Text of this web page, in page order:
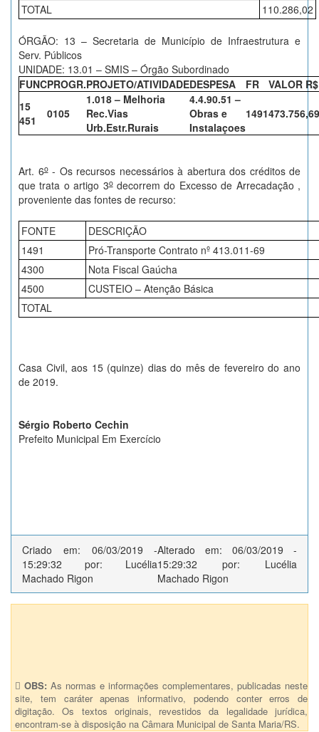
TOTAL
110.286,02
ÓRGÃO: 13 – Secretaria de Município de Infraestrutura e
Serv. Públicos
UNIDADE: 13.01 – SMIS – Órgão Subordinado
FUNCPROGR.PROJETO/ATIVIDADEDESPESA FR
VALOR R$
15
451
0105
1.018 – Melhoria
Rec.Vias
Urb.Estr.Rurais
4.4.90.51 –
Obras e
Instalaçoes
1491473.756,69
Art. 6o- Os recursos necessários à abertura dos créditos de
que trata o artigo 3odecorrem do Excesso de Arrecadação ,
proveniente das fontes de recurso:
FONTE
DESCRIÇÃO
1491
Pró-Transporte Contrato nº 413.011-69
4300
Nota Fiscal Gaúcha
4500
CUSTEIO – Atenção Básica
TOTAL
Casa Civil, aos 15 (quinze) dias do mês de fevereiro do ano
de 2019.
Sérgio Roberto Cechin
Prefeito Municipal Em Exercício
Criado em: 06/03/2019 -
15:29:32 por: Lucélia
Machado Rigon
Alterado em: 06/03/2019 -
15:29:32 por: Lucélia
Machado Rigon
OBS: As normas e informações complementares, publicadas neste
site, tem caráter apenas informativo, podendo conter erros de
digitação. Os textos originais, revestidos da legalidade jurídica,
encontram-se à disposição na Câmara Municipal de Santa Maria/RS.